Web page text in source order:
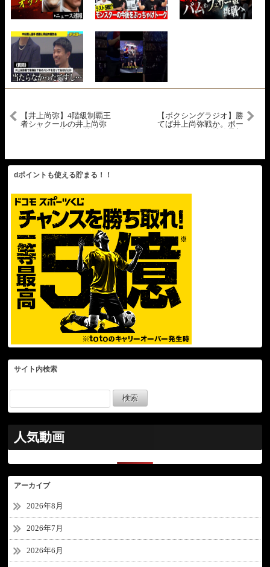
【井上尚弥】4階級制覇王
者シャクールの井上尚弥
【ボクシングラジオ】勝
てば井上尚弥戦か。ボー
dポイントも使える貯まる！！
サイト内検索
人気動画
アーカイブ
2026年8月
2026年7月
2026年6月